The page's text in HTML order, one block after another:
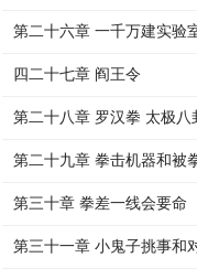
第二十六章 一千万建实验
四二十七章 阎王令
第二十八章 罗汉拳 太极八
第二十九章 拳击机器和被
第三十章 拳差一线会要命
第三十一章 小鬼子挑事和